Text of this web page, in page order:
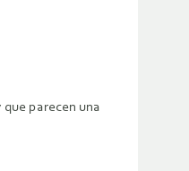
parecen una